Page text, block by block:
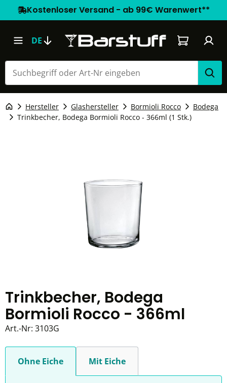
Kostenloser Versand - ab 99€ Warenwert**
DE Warenkorb
Hersteller Glashersteller Bormioli Rocco
Bodega
Trinkbecher, Bodega Bormioli Rocco - 366ml (1 Stk.)
Trinkbecher, Bodega
Bormioli Rocco - 366ml
Art.-Nr: 3103G
Ohne Eiche Mit Eiche